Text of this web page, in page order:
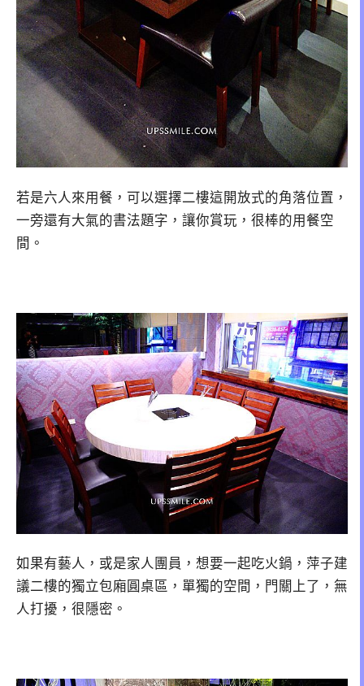
若是六人來用餐，可以選擇二樓這開放式的角落位置，
一旁還有大氣的書法題字，讓你賞玩，很棒的用餐空
間。
如果有藝人，或是家人團員，想要一起吃火鍋，萍子建
議二樓的獨立包廂圓桌區，單獨的空間，門關上了，無
人打擾，很隱密。